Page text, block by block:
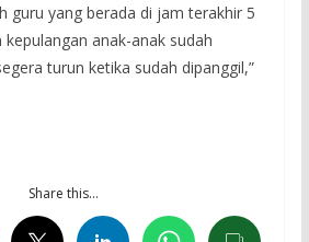
guru yang berada di jam terakhir 5
anak-anak sudah
turun ketika sudah dipanggil,”
Share this…